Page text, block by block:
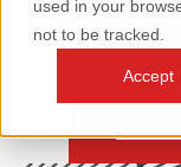
used in your
not to be tracked.
Accept
+31 (0)77